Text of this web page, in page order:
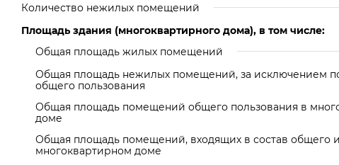
Количество нежилых помещений
Площадь здания (многоквартирного дома), в том числе:
Общая площадь жилых помещений
Общая площадь нежилых помещений, за исключением
общего пользования
Общая площадь помещений общего пользования в
доме
Общая площадь помещений, входящих в состав общего
многоквартирном доме